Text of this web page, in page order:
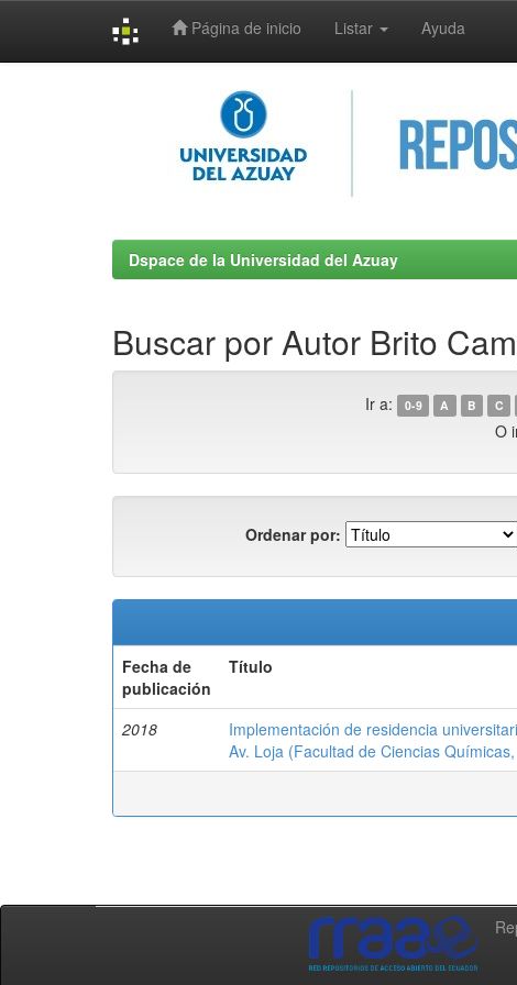
Página de inicio Listar Ayuda
Dspace de la Universidad del Azuay
Buscar por Autor Brito
Ir a: 0-9 A B C
O
Ordenar por:
Fecha de
publicación
Título
2018
Implementación de residencia
Av. Loja (Facultad de Ciencias